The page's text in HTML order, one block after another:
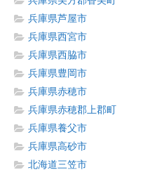
兵庫県芦屋市
兵庫県西宮市
兵庫県西脇市
兵庫県豊岡市
兵庫県赤穂市
兵庫県赤穂郡上郡町
兵庫県養父市
兵庫県高砂市
北海道三笠市